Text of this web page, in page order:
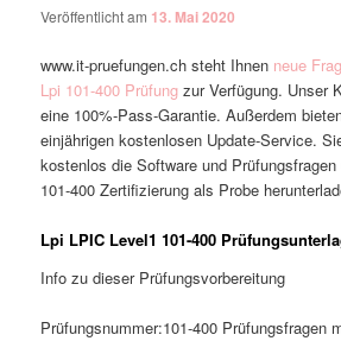
Veröffentlicht am 13. Mai 2020
www.it-pruefungen.ch steht Ihnen neue
Lpi 101-400 Prüfung zur Verfügung. Unser
eine 100%-Pass-Garantie. Außerdem
einjährigen kostenlosen Update-Service.
kostenlos die Software und
101-400 Zertifizierung als Probe
Lpi LPIC Level1 101-400
Info zu dieser Prüfungsvorbereitung
Prüfungsnummer:101-400 Prüfungsfragen